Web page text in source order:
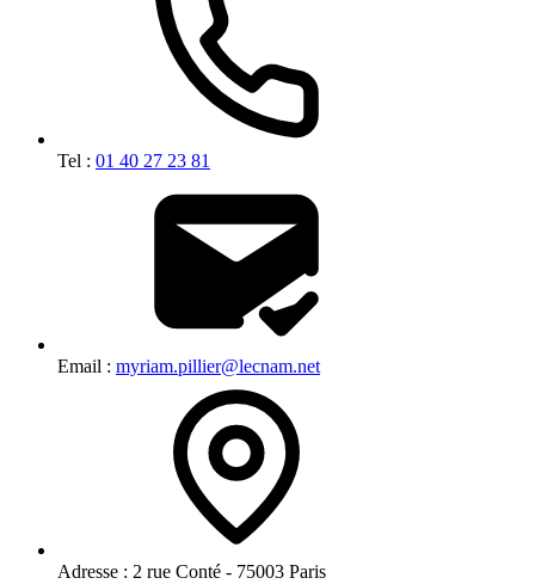
Tel : 01 40 27 23 81
Email : myriam.pillier@lecnam.net
Adresse : 2 rue Conté - 75003 Paris